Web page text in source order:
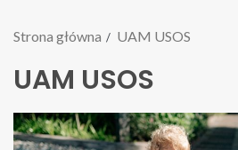
Strona główna UAM USOS
UAM USOS